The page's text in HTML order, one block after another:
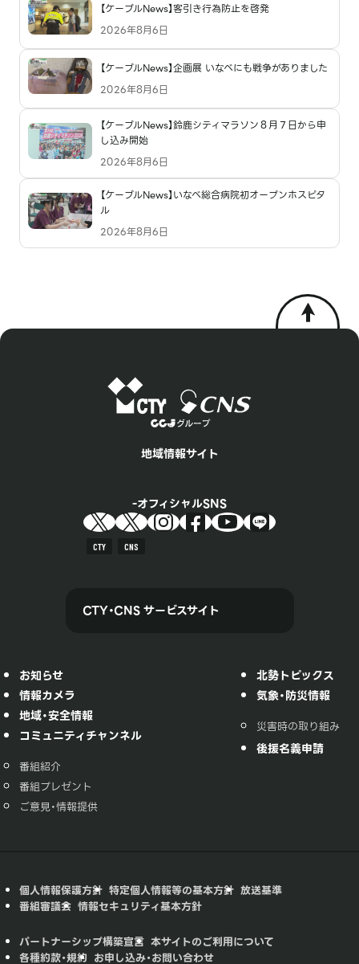
【ケーブルNews】客引き行為防止を啓発
2026年8月6日
【ケーブルNews】企画展 いなべにも戦争がありました
2026年8月6日
【ケーブルNews】鈴鹿シティマラソン８月７日から申
し込み開始
2026年8月6日
【ケーブルNews】いなべ総合病院初オープンホスピタ
ル
2026年8月6日
地域情報サイト
オフィシャルSNS
CTY CNS
CTY・CNS サービスサイト
お知らせ
情報カメラ
地域・安全情報
コミュニティチャンネル
番組紹介
番組プレゼント
ご意見・情報提供
北勢トピックス
気象・防災情報
災害時の取り組み
後援名義申請
個人情報保護方針 特定個人情報等の基本方針 放送基準
番組審議会 情報セキュリティ基本方針
パートナーシップ構築宣言 本サイトのご利用について
各種約款・規約 お申し込み・お問い合わせ